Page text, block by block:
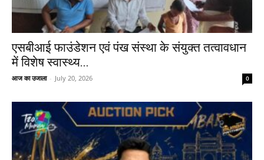
एसबीआई फाउंडेशन एवं पंख संस्था के संयुक्त तत्वावधान
में विशेष स्वास्थ्य...
आज का उजाला - July 20, 2026 0